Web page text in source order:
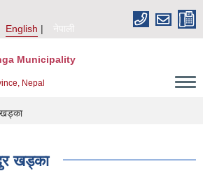
English
नेपाली
Municipality
Nepal
खड्का
खड्का